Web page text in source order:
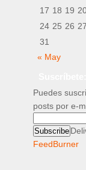
17 18 19
24 25 26 27
31
« May
Puedes
posts por e-
FeedBurner